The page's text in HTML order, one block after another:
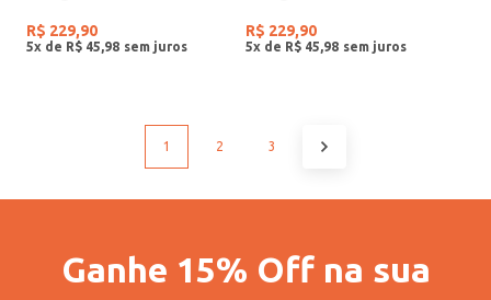
R$ 229,90
5x de R$ 45 98
R$ 229,90
5x de R$ 45 98
1 2 3
Ganhe 15% Off na sua